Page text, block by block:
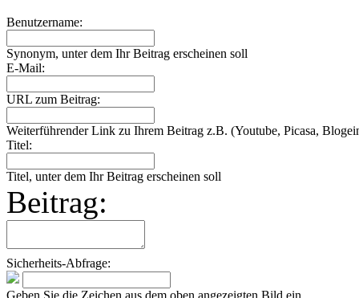
Benutzername:
Synonym, unter dem Ihr Beitrag erscheinen soll
E-Mail:
URL zum Beitrag:
Weiterführender Link zu Ihrem Beitrag z.B. (Youtube, Picasa,
Titel:
Titel, unter dem Ihr Beitrag erscheinen soll
Beitrag:
Sicherheits-Abfrage:
Geben Sie die Zeichen aus dem oben angezeigten Bild ein